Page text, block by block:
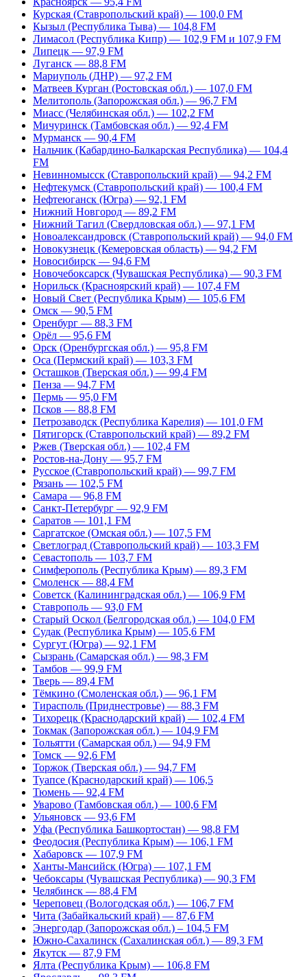
Курская (Ставропольский край) — 100,0 FM
Кызыл (Республика Тыва) — 104,8 FM
Лимасол (Республика Кипр) — 102,9 FM и 107,9 FM
Липецк — 97,9 FM
Луганск — 88,8 FM
Мариуполь (ДНР) — 97,2 FM
Матвеев Курган (Ростовская обл.) — 107,0 FM
Мелитополь (Запорожская обл.) — 96,7 FM
Миасс (Челябинская обл.) — 102,2 FM
Мичуринск (Тамбовская обл.) — 92,4 FM
Мурманск — 90,4 FM
Нальчик (Кабардино-Балкарская Республика) — 104,4
FM
Невинномысск (Ставропольский край) — 94,2 FM
Нефтекумск (Ставропольский край) — 100,4 FM
Нефтеюганск (Югра) — 92,1 FM
Нижний Новгород — 89,2 FM
Нижний Тагил (Свердловская обл.) — 97,1 FM
Новоалександровск (Ставропольский край) — 94,0 FM
Новокузнецк (Кемеровская область) — 94,2 FM
Новосибирск — 94,6 FM
Новочебоксарск (Чувашская Республика) — 90,3 FM
Норильск (Красноярский край) — 107,4 FM
Новый Свет (Республика Крым) — 105,6 FM
Омск — 90,5 FM
Оренбург — 88,3 FM
Орёл — 95,6 FM
Орск (Оренбургская обл.) — 95,8 FM
Оса (Пермский край) — 103,3 FM
Осташков (Тверская обл.) — 99,4 FM
Пенза — 94,7 FM
Пермь — 95,0 FM
Псков — 88,8 FM
Петрозаводск (Республика Карелия) — 101,0 FM
Пятигорск (Ставропольский край) — 89,2 FM
Ржев (Тверская обл.) — 102,4 FM
Ростов-на-Дону — 95,7 FM
Русское (Ставропольский край) — 99,7 FM
Рязань — 102,5 FM
Самара — 96,8 FM
Санкт-Петербург — 92,9 FM
Саратов — 101,1 FM
Саргатское (Омская обл.) — 107,5 FM
Светлоград (Ставропольский край) — 103,3 FM
Севастополь — 103,7 FM
Симферополь (Республика Крым) — 89,3 FM
Смоленск — 88,4 FM
Советск (Калининградская обл.) — 106,9 FM
Ставрополь — 93,0 FM
Старый Оскол (Белгородская обл.) — 104,0 FM
Судак (Республика Крым) — 105,6 FM
Сургут (Югра) — 92,1 FM
Сызрань (Самарская обл.) — 98,3 FM
Тамбов — 99,9 FM
Тверь — 89,4 FM
Тёмкино (Смоленская обл.) — 96,1 FM
Тирасполь (Приднестровье) — 88,3 FM
Тихорецк (Краснодарский край) — 102,4 FM
Токмак (Запорожская обл.) — 104,9 FM
Тольятти (Самарская обл.) — 94,9 FM
Томск — 92,6 FM
Торжок (Тверская обл.) — 94,7 FM
Туапсе (Краснодарский край) — 106,5
Тюмень — 92,4 FM
Уварово (Тамбовская обл.) — 100,6 FM
Ульяновск — 93,6 FM
Уфа (Республика Башкортостан) — 98,8 FM
Феодосия (Республика Крым) — 106,1 FM
Хабаровск — 107,9 FM
Ханты-Мансийск (Югра) — 107,1 FM
Чебоксары (Чувашская Республика) — 90,3 FM
Челябинск — 88,4 FM
Череповец (Вологодская обл.) — 106,7 FM
Чита (Забайкальский край) — 87,6 FM
Энергодар (Запорожская обл.) – 104,5 FM
Южно-Сахалинск (Сахалинская обл.) — 89,3 FM
Якутск — 87,9 FM
Ялта (Республика Крым) — 106,8 FM